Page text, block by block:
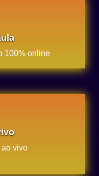
100% online
vivo